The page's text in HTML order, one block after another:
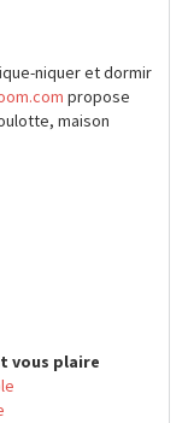
niquer et dormir
propose
maison
vous plaire